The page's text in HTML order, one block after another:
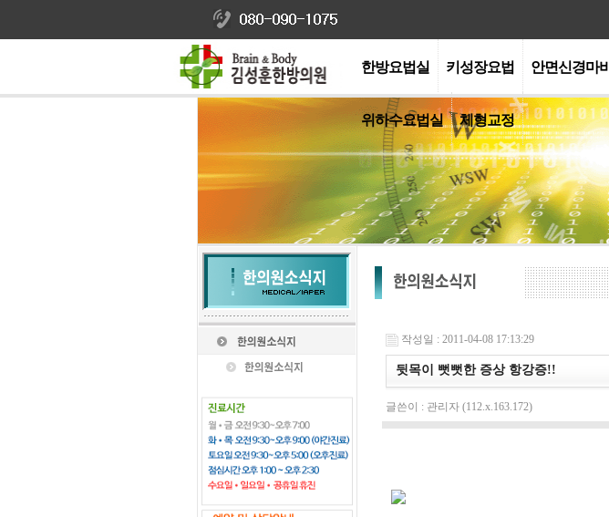
한방요법실 키성장요법 안면신경마비
위하수요법실 체형교정
작성일 : 2011-04-08 17:13:29
뒷목이 뻣뻣한 증상 항강증!!
글쓴이 : 관리자 (112.x.163.172)